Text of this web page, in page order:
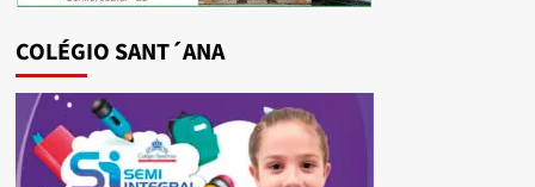
COLÉGIO SANT´ANA